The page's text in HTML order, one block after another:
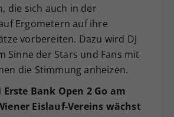
die sich auch in der
Ergometern auf ihre
vorbereiten. Dazu wird DJ
Sinne der Stars und Fans mit
die Stimmung anheizen.
Bank Open 2 Go am
Eislauf-Vereins wächst